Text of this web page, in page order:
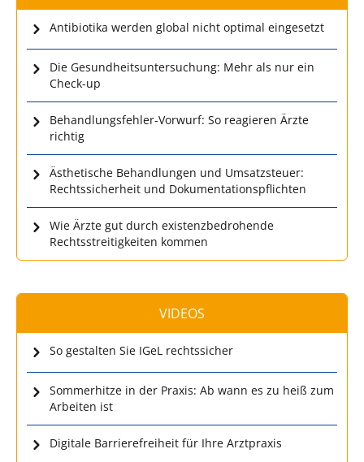
Antibiotika werden global nicht optimal eingesetzt
Die Gesundheitsuntersuchung: Mehr als nur ein
Check-up
Behandlungsfehler-Vorwurf: So reagieren Ärzte
richtig
Ästhetische Behandlungen und Umsatzsteuer:
Rechtssicherheit und Dokumentationspflichten
Wie Ärzte gut durch existenzbedrohende
Rechtsstreitigkeiten kommen
VIDEOS
So gestalten Sie IGeL rechtssicher
Sommerhitze in der Praxis: Ab wann es zu heiß zum
Arbeiten ist
Digitale Barrierefreiheit für Ihre Arztpraxis